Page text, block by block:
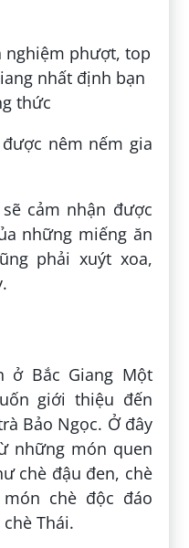
nêm nếm gia
cảm nhận được
những miếng ăn
phải xuýt xoa,
ở Bắc Giang Một
giới thiệu đến
Bảo Ngọc. Ở đây
những món quen
chè đậu đen, chè
chè độc đáo
Thái.